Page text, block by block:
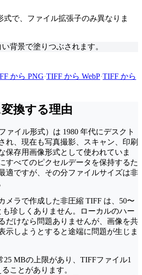
式で、ファイル拡張子のみ異なりま
背景で塗りつぶされます。
から PNG·TIFF から WebP·TIFF から
換する理由
ァイル形式）は 1980 年代にデスクト
れ、現在も写真撮影、スキャン、印刷
保存用画像形式として使われていま
すべてのピクセルデータを保持するた
適ですが、その分ファイルサイズは非
メラで作成した非圧縮 TIFF は、50〜
も珍しくありません。ローカルのハー
だけなら問題ありませんが、画像を共
示しようとすると途端に問題が生じま
25 MBの上限があり、TIFFファイル1
ことがあります。